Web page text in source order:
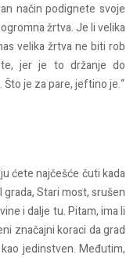
način podignete svoje
žrtva. Je li velika
velika žrtva ne biti rob
jer je to držanje do
je za pare, jeftino je.“
ćete najčešće čuti kada
Stari most, srušen
i dalje tu. Pitam, ima li
značajni koraci da grad
jedinstven. Međutim,